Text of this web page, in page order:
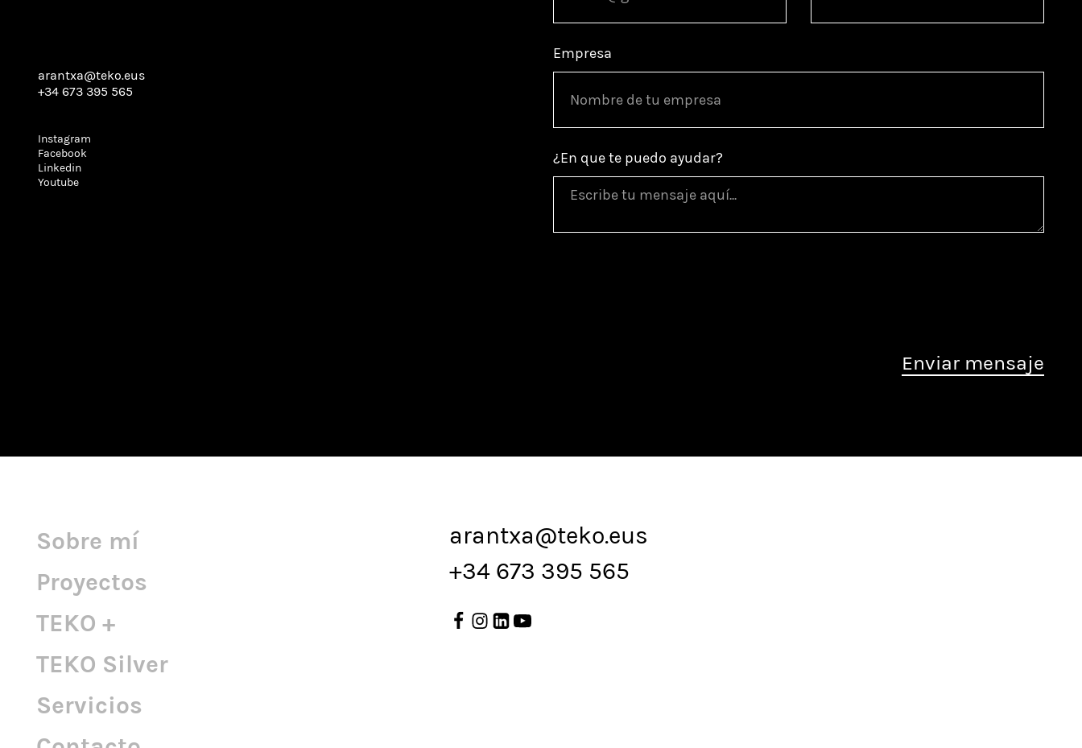
arantxa@teko.eus
+34 673 395 565
Instagram
Facebook
Linkedin
Youtube
Empresa
¿En que te puedo ayudar?
Enviar mensaje
Sobre mí
Proyectos
TEKO +
TEKO Silver
Servicios
arantxa@teko.eus
+34 673 395 565